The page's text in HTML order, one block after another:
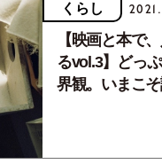
くらし
【映画と本で
るvol.3】どっ
界観。いまこ